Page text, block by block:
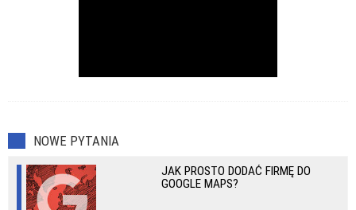
NOWE PYTANIA
JAK PROSTO DODAĆ FIRMĘ DO
GOOGLE MAPS?